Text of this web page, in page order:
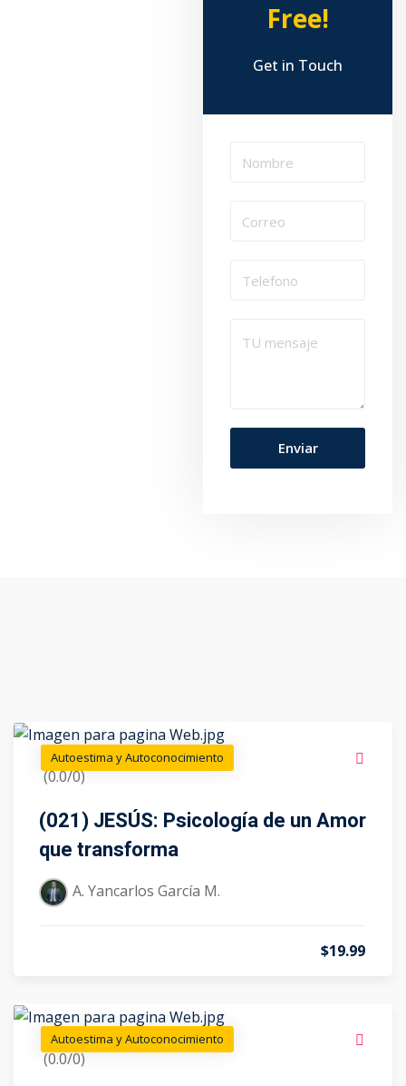
Free!
Get in Touch
Autoestima y Autoconocimiento
(0.0/0)
(021) JESÚS: Psicología de un Amor
que transforma
A. Yancarlos García M.
$19.99
Autoestima y Autoconocimiento
(0.0/0)